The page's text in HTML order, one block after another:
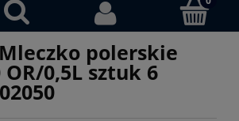
Mleczko polerskie
OR/0,5L sztuk 6